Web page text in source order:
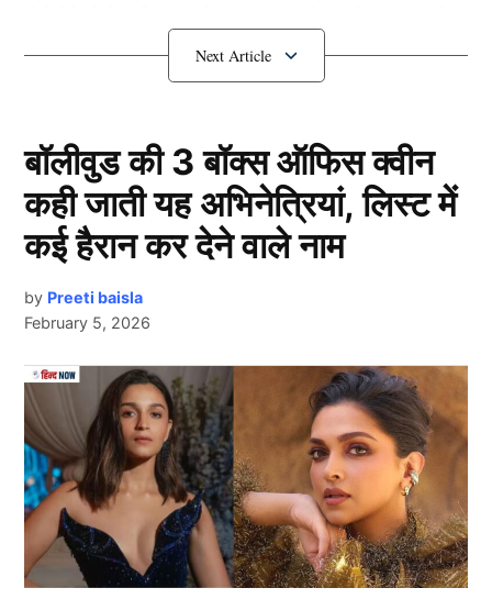
विविध जरूरतों के अनुरूप उच्च गुणवत्ता वाले उत्पादों के उत्पादन
पर ध्यान केंद्रित करेगा।
Mukesh Ambani ने खरीदी 45 साल
पुरानी कंपनी
शुक्रवार 14 फरवरी को रिलायंस कंज्यूमर प्रोडक्ट्स ने पर्सनल
केयर ब्रांड वेलवेट के अधिग्रहण की घोषणा की। मुकेश अंबानी
Next Article
बॉलीवुड की 3 बॉक्स ऑफिस क्वीन
कही जाती यह अभिनेत्रियां, लिस्ट में
कई हैरान कर देने वाले नाम
by Preeti baisla
February 5, 2026